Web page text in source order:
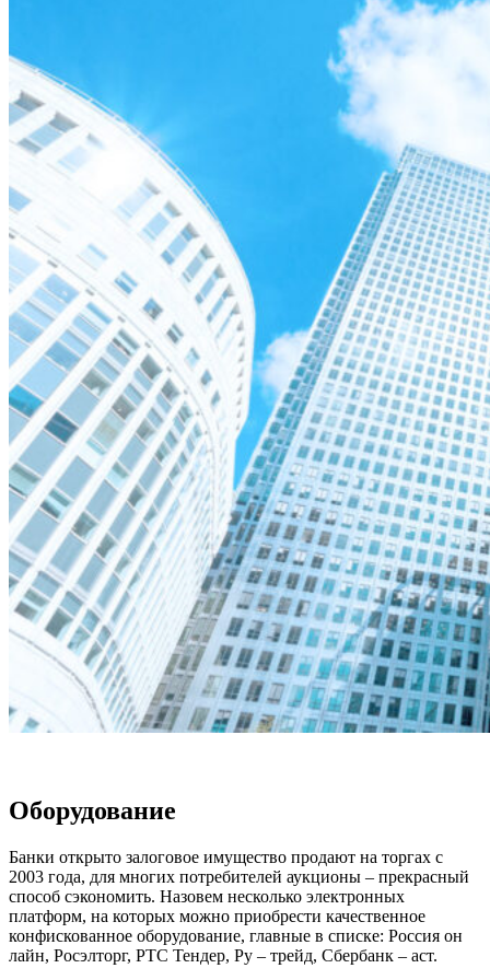
Оборудование
Банки открыто залоговое имущество продают на торгах с
2003 года, для многих потребителей аукционы – прекрасный
способ сэкономить. Назовем несколько электронных
платформ, на которых можно приобрести качественное
конфискованное оборудование, главные в списке: Россия он
лайн, Росэлторг, РТС Тендер, Ру – трейд, Сбербанк – аст.